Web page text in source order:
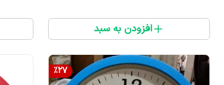
افزودن به سبد
%27